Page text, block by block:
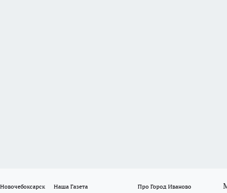
Наша Газета Про Город Иваново